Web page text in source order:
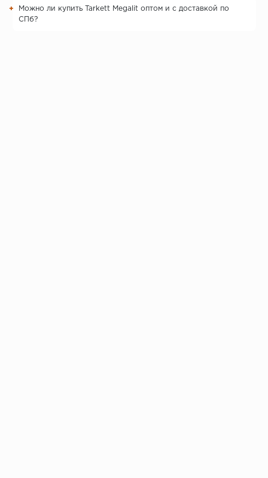
Можно ли купить Tarkett Megalit оптом и с доставкой по
СПб?